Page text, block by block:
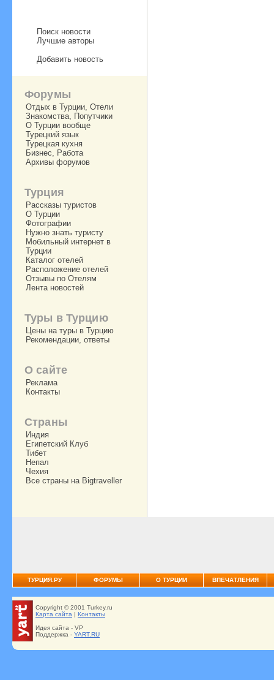
Поиск новости
Лучшие авторы
Добавить новость
Форумы
Отдых в Турции, Отели
Знакомства, Попутчики
О Турции вообще
Турецкий язык
Турецкая кухня
Бизнес, Работа
Архивы форумов
Турция
Рассказы туристов
О Турции
Фотографии
Нужно знать туристу
Мобильный интернет в
Турции
Каталог отелей
Расположение отелей
Отзывы по Отелям
Лента новостей
Туры в Турцию
Цены на туры в Турцию
Рекомендации, ответы
О сайте
Реклама
Контакты
Страны
Индия
Египетский Клуб
Тибет
Непал
Чехия
Все страны на Bigtraveller
ТУРЦИЯ.РУ ФОРУМЫ О ТУРЦИИ ВПЕЧАТЛЕНИЯ
Copyright © 2001 Turkey.ru
Карта сайта | Контакты
Идея сайта - VP
Поддержка - YART.RU